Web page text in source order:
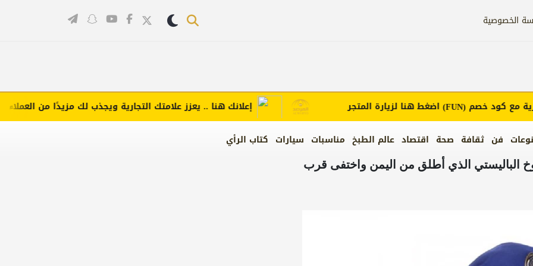
الخصوصية
فن ثقافة صحة اقتصاد عالم الطبخ مناسبات سيارات كتاب الرأي
إعلانك هنا .. يعزز علامتك التجارية ويجذب لك مزيدًا من العملاء كود خصم(FUN)اضغط هنا لزيارة المتجر
الباليستي الذي أطلق من اليمن واختفى قرب